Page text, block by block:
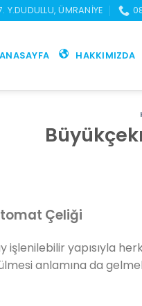
Y.DUDULLU, ÜMRANIYE
ANASAYFA HAKKIMIZDA
Çeliği
yapısıyla
anlamına da